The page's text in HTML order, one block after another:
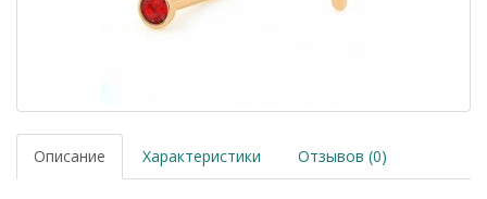
Описание Характеристики Отзывов (0)